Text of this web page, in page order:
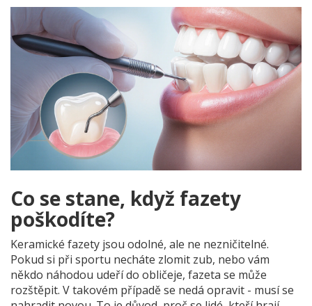
Co se stane, když fazety
poškodíte?
Keramické fazety jsou odolné, ale ne nezničitelné.
Pokud si při sportu necháte zlomit zub, nebo vám
někdo náhodou udeří do obličeje, fazeta se může
rozštěpit. V takovém případě se nedá opravit - musí se